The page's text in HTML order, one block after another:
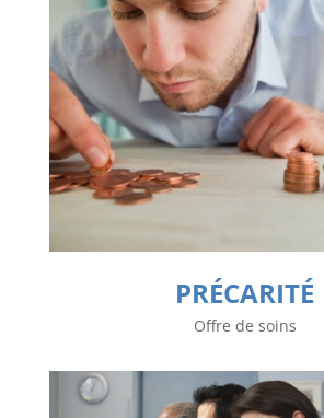
PRÉCARITÉ
Offre de soins